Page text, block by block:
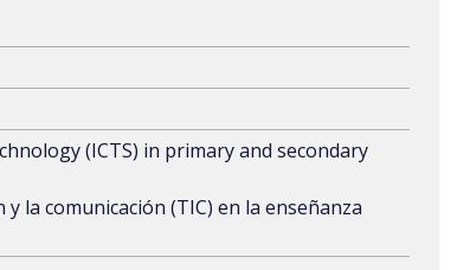
(ICTS) in primary and secondary
la comunicación (TIC) en la enseñanza